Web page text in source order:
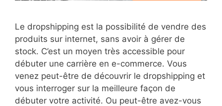
Le dropshipping est la possibilité de vendre des
produits sur internet, sans avoir à gérer de
stock. C’est un moyen très accessible pour
débuter une carrière en e-commerce. Vous
venez peut-être de découvrir le dropshipping et
vous interroger sur la meilleure façon de
débuter votre activité. Ou peut-être avez-vous